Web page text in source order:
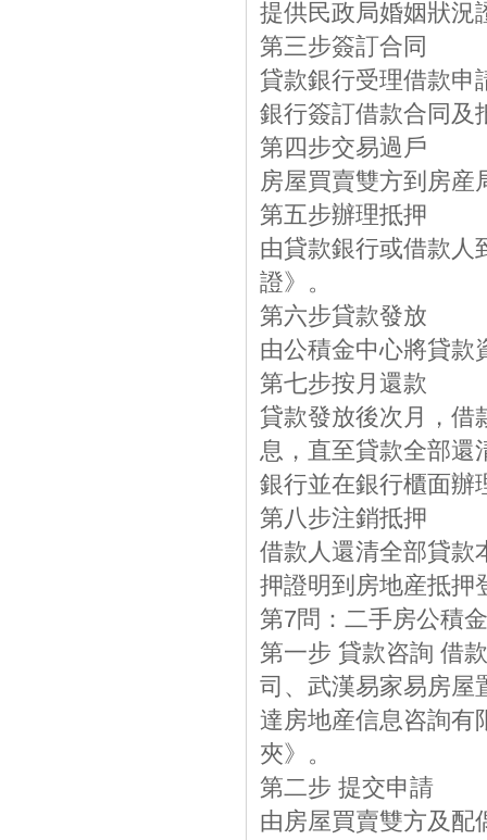
提供民政局婚姻狀況
第三步簽訂合同
貸款銀行受理借款申
銀行簽訂借款合同及
第四步交易過戶
房屋買賣雙方到房産
第五步辦理抵押
由貸款銀行或借款人
證》。
第六步貸款發放
由公積金中心將貸款
第七步按月還款
貸款發放後次月，借
息，直至貸款全部還
銀行並在銀行櫃面辦
第八步注銷抵押
借款人還清全部貸款
押證明到房地産抵押
第7問：二手房公積
第一步 貸款咨詢 借
司、武漢易家易房屋
達房地産信息咨詢有
夾》。
第二步 提交申請
由房屋買賣雙方及配